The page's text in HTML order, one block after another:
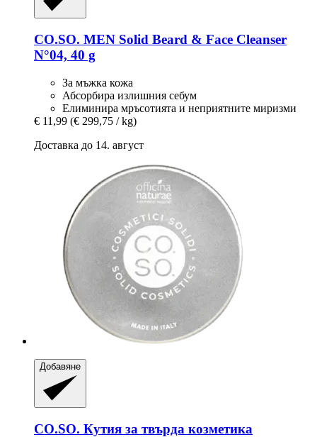
CO.SO. MEN Solid Beard & Face Cleanser
N°04, 40 g
За мъжка кожа
Абсорбира излишния себум
Елиминира мръсотията и неприятните миризми
€ 11,99 (€ 299,75 / kg)
Доставка до 14. август
Добавяне
CO.SO. Кутия за твърда козметика